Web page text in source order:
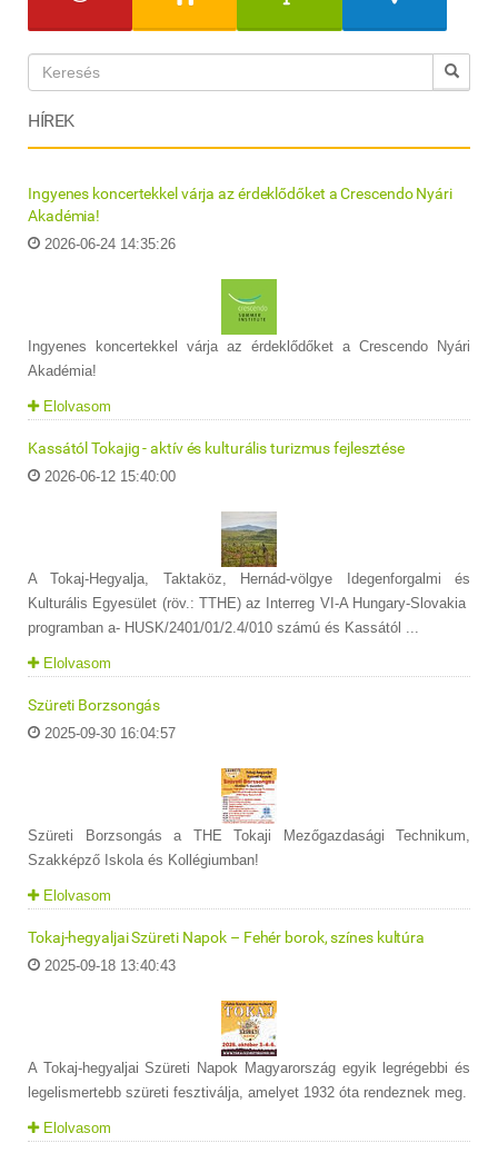
HÍREK
Ingyenes koncertekkel várja az érdeklődőket a Crescendo Nyári
Akadémia!
2026-06-24 14:35:26
Ingyenes koncertekkel várja az érdeklődőket a Crescendo Nyári
Akadémia!
Elolvasom
Kassától Tokajig - aktív és kulturális turizmus fejlesztése
2026-06-12 15:40:00
A Tokaj-Hegyalja, Taktaköz, Hernád-völgye Idegenforgalmi és
Kulturális Egyesület (röv.: TTHE) az Interreg VI-A Hungary-Slovakia
programban a- HUSK/2401/01/2.4/010 számú és Kassától ...
Elolvasom
Szüreti Borzsongás
2025-09-30 16:04:57
Szüreti Borzsongás a THE Tokaji Mezőgazdasági Technikum,
Szakképző Iskola és Kollégiumban!
Elolvasom
Tokaj-hegyaljai Szüreti Napok – Fehér borok, színes kultúra
2025-09-18 13:40:43
A Tokaj-hegyaljai Szüreti Napok Magyarország egyik legrégebbi és
legelismertebb szüreti fesztiválja, amelyet 1932 óta rendeznek meg.
Elolvasom